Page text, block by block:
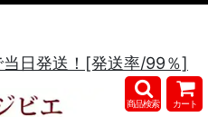
日発送！[発送率/99％]
商品検索 カート